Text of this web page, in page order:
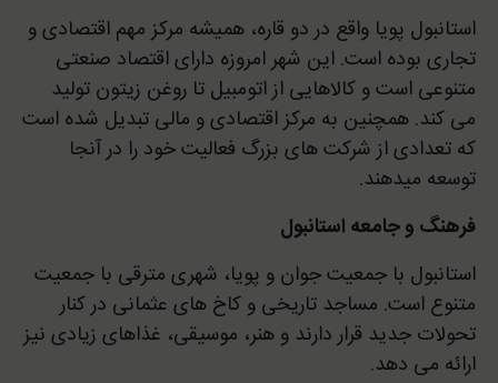
استانبول پویا واقع در دو قاره، همیشه مرکز مهم اقتصادی و
تجاری بوده است. این شهر امروزه دارای اقتصاد صنعتی
متنوعی است و کالاهایی از اتومبیل تا روغن زیتون تولید
می کند. همچنین به مرکز اقتصادی و مالی تبدیل شده است
که تعدادی از شرکت های بزرگ فعالیت خود را در آنجا
توسعه میدهند.
فرهنگ و جامعه استانبول
استانبول با جمعیت جوان و پویا، شهری مترقی با جمعیت
متنوع است. مساجد تاریخی و کاخ های عثمانی در کنار
تحولات جدید قرار دارند و هنر، موسیقی، غذاهای زیادی نیز
ارائه می دهد.